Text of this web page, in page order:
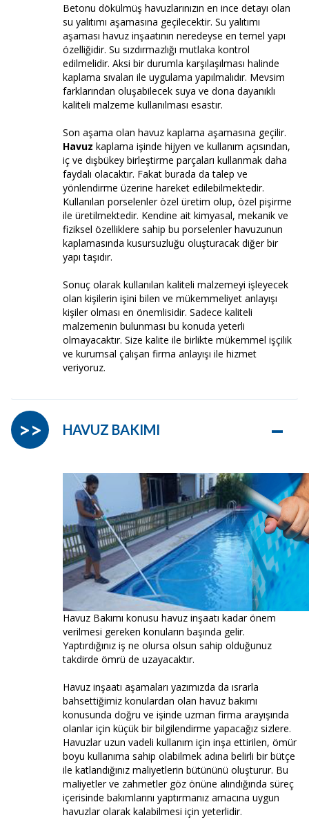
Betonu dökülmüş havuzlarınızın en ince detayı olan
su yalıtımı aşamasına geçilecektir. Su yalıtımı
aşaması havuz inşaatının neredeyse en temel yapı
özelliğidir. Su sızdırmazlığı mutlaka kontrol
edilmelidir. Aksi bir durumla karşılaşılması halinde
kaplama sıvaları ile uygulama yapılmalıdır. Mevsim
farklarından oluşabilecek suya ve dona dayanıklı
kaliteli malzeme kullanılması esastır.
Son aşama olan havuz kaplama aşamasına geçilir.
Havuz kaplama işinde hijyen ve kullanım açısından,
iç ve dışbükey birleştirme parçaları kullanmak daha
faydalı olacaktır. Fakat burada da talep ve
yönlendirme üzerine hareket edilebilmektedir.
Kullanılan porselenler özel üretim olup, özel pişirme
ile üretilmektedir. Kendine ait kimyasal, mekanik ve
fiziksel özelliklere sahip bu porselenler havuzunun
kaplamasında kusursuzluğu oluşturacak diğer bir
yapı taşıdır.
Sonuç olarak kullanılan kaliteli malzemeyi işleyecek
olan kişilerin işini bilen ve mükemmeliyet anlayışı
kişiler olması en önemlisidir. Sadece kaliteli
malzemenin bulunması bu konuda yeterli
olmayacaktır. Size kalite ile birlikte mükemmel işçilik
ve kurumsal çalışan firma anlayışı ile hizmet
veriyoruz.
HAVUZ BAKIMI –
>>
Havuz Bakımı konusu havuz inşaatı kadar önem
verilmesi gereken konuların başında gelir.
Yaptırdığınız iş ne olursa olsun sahip olduğunuz
takdirde ömrü de uzayacaktır.
Havuz inşaatı aşamaları yazımızda da ısrarla
bahsettiğimiz konulardan olan havuz bakımı
konusunda doğru ve işinde uzman firma arayışında
olanlar için küçük bir bilgilendirme yapacağız sizlere.
Havuzlar uzun vadeli kullanım için inşa ettirilen, ömür
boyu kullanıma sahip olabilmek adına belirli bir bütçe
ile katlandığınız maliyetlerin bütününü oluşturur. Bu
maliyetler ve zahmetler göz önüne alındığında süreç
içerisinde bakımlarını yaptırmanız amacına uygun
havuzlar olarak kalabilmesi için yeterlidir.